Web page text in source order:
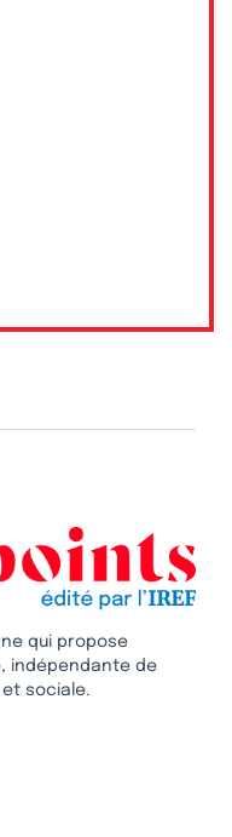
qui propose
indépendante de
et sociale.